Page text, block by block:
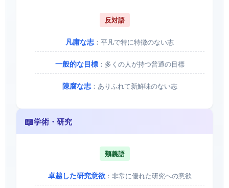
反対語
凡庸な志：平凡で特に特徴のない志
一般的な目標：多くの人が持つ普通の目標
陳腐な志：ありふれて新鮮味のない志
📖学術・研究
類義語
卓越した研究意欲：非常に優れた研究への意欲